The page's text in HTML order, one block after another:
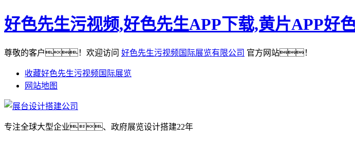
好色先生污视频,好色先生APP下载,黄片APP好
尊敬的客户！欢迎访问 好色先生污视频国际展览有限公司 官方网站！
收藏好色先生污视频国际展览
网站地图
专注全球大型企业、政府展览设计搭建22年